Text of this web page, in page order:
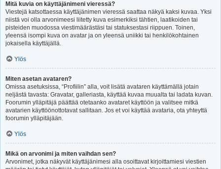
Mitä kuvia on käyttäjänimeni vieressä?
Viestejä katsottaessa käyttäjänimen vieressä saattaa näkyä kaksi kuvaa. Yksi
niistä voi olla arvonimeesi liitetty kuva esimerkiksi tähtien, laatikoiden tai
pisteiden muodossa viestimäärästäsi tai statuksestasi riippuen. Toinen,
yleensä isompi kuva on avatar ja on yleensä uniikki tai henkilökohtainen
jokaisella käyttäjällä.
Ylös
Miten asetan avataren?
Omissa asetuksissa, “Profiilin” alla, voit lisätä avataren käyttämällä jotain
neljästä tavasta: Gravatar, galleriasta, käyttää kuvaa muualta tai ladata kuvan.
Foorumin ylläpitäjä päättää otetaanko avataret käyttöön ja valitsee mitkä
avatarien käyttöönottotavat sallitaan. Jos et voi käyttää avataria, ota yhteyttä
foorumin ylläpitäjään.
Ylös
Mikä on arvonimi ja miten vaihdan sen?
Arvonimet, jotka näkyvät käyttäjänimesi alla osoittavat kirjoittamiesi viestien